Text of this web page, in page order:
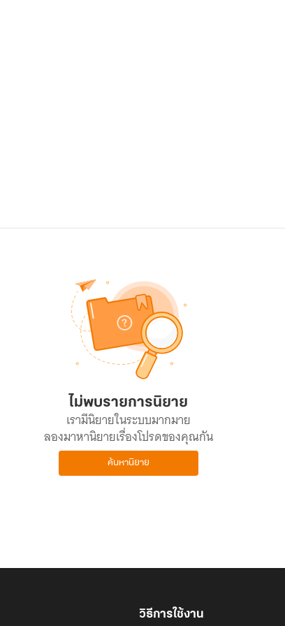
ไม่พบรายการนิยาย
เรามีนิยายในระบบมากมาย
ลองมาหานิยายเรื่องโปรดของคุณกัน
ค้นหานิยาย
วิธีการใช้งาน